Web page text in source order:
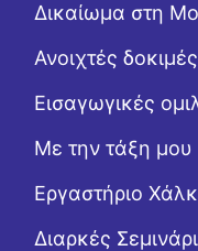
Δικαίωμα στη
Ανοιχτές δοκιμές
Εισαγωγικές
Με την τάξη
Εργαστήριo
Διαρκές